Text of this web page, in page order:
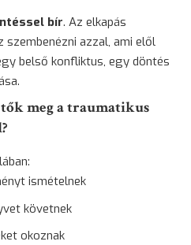
bír. Az elkapás
azzal, ami elől
belső konfliktus, egy döntés
meg a traumatikus
ismételnek
követnek
okoznak